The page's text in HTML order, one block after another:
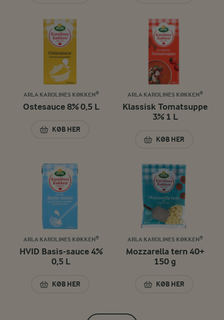
ARLA KAROLINES KØKKEN®
Ostesauce 8% 0,5 L
KØB HER
OSTESAUCE 8% 0,5 L
ARLA KAROLINES KØKKEN®
Klassisk Tomatsuppe
3% 1 L
KØB HER
KLASSISK
ARLA KAROLINES KØKKEN®
HVID Basis-sauce 4%
0,5 L
KØB HER
HVID BASIS-SAUCE 4% 0,5 L
ARLA KAROLINES KØKKEN®
Mozzarella tern 40+
150 g
KØB HER
MOZZARELLA